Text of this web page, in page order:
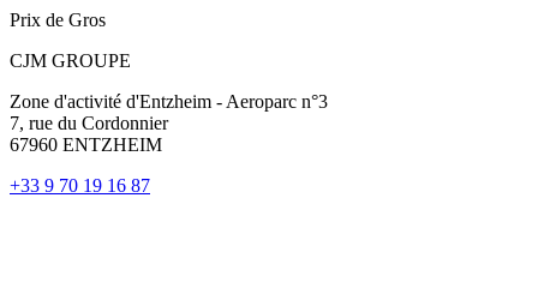
Prix de Gros
CJM GROUPE
Zone d'activité d'Entzheim - Aeroparc n°3
7, rue du Cordonnier
67960 ENTZHEIM
+33 9 70 19 16 87